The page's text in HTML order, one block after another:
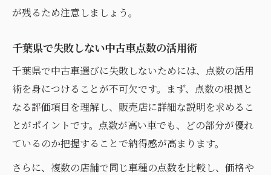
が残るため注意しましょう。
千葉県で失敗しない中古車点数の活用術
千葉県で中古車選びに失敗しないためには、点数の活用
術を身につけることが不可欠です。まず、点数の根拠と
なる評価項目を理解し、販売店に詳細な説明を求めるこ
とがポイントです。点数が高い車でも、どの部分が優れ
ているのか把握することで納得感が高まります。
さらに、複数の店舗で同じ車種の点数を比較し、価格や